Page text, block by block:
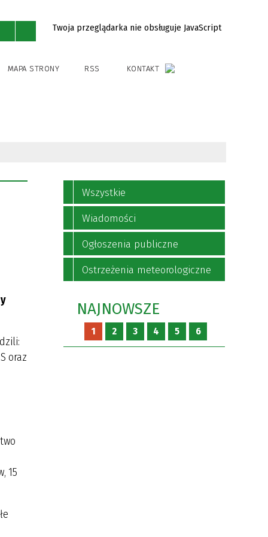
Twoja przeglądarka nie obsługuje JavaScript
MAPA STRONY RSS KONTAKT
oraz
15
Wszystkie
Wiadomości
Ogłoszenia publiczne
Ostrzeżenia meteorologiczne
NAJNOWSZE
1 2 3 4 5 6